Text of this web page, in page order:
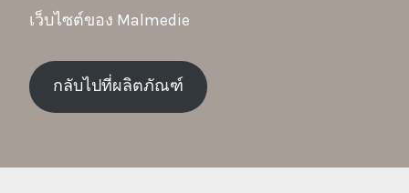
เว็บไซต์ของ Malmedie
กลับไปที่ผลิตภัณฑ์